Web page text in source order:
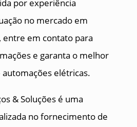
por experiência
no mercado em
entre em contato para
e garanta o melhor
elétricas.
& Soluções é uma
no fornecimento de